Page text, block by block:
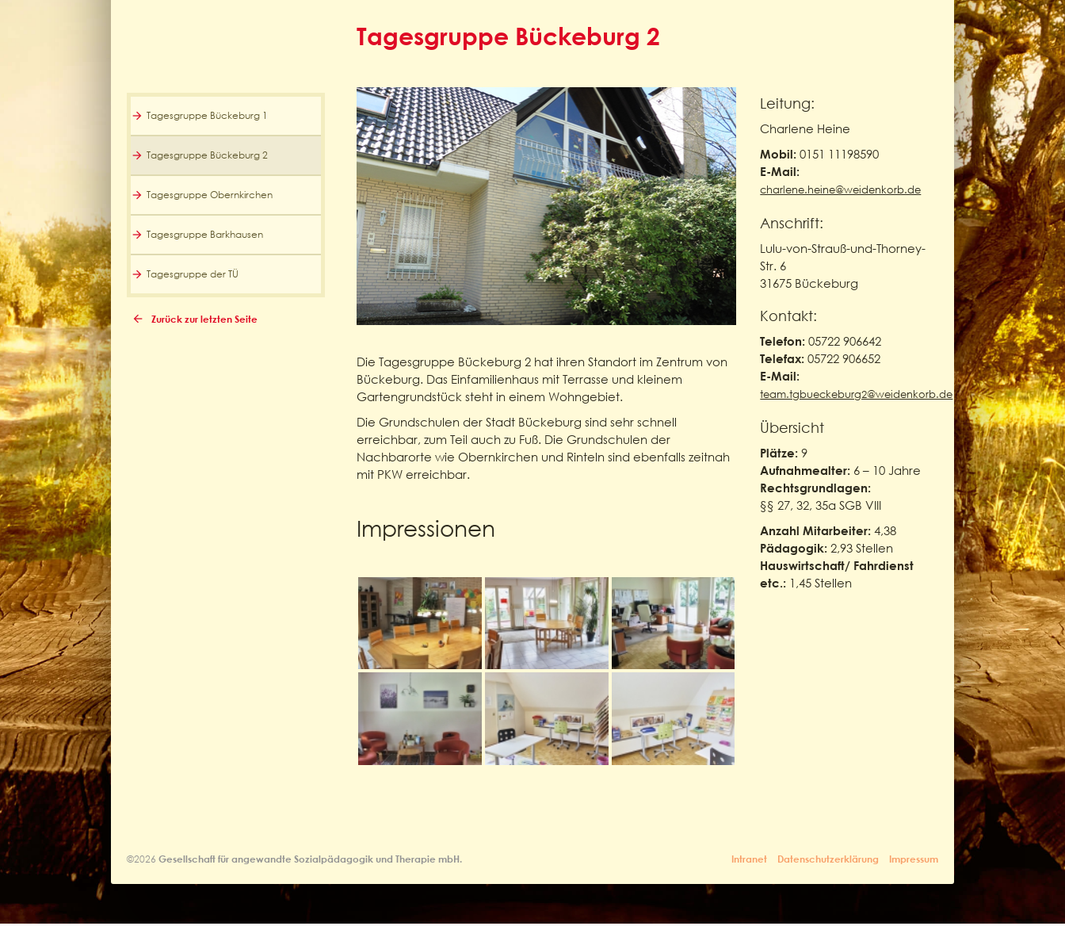
Tagesgruppe Bückeburg 2
Die Tagesgruppe Bückeburg 2 hat ihren Standort im Zentrum von
Bückeburg. Das Einfamilienhaus mit Terrasse und kleinem
Gartengrundstück steht in einem Wohngebiet.
Die Grundschulen der Stadt Bückeburg sind sehr schnell
erreichbar, zum Teil auch zu Fuß. Die Grundschulen der
Nachbarorte wie Obernkirchen und Rinteln sind ebenfalls zeitnah
mit PKW erreichbar.
Impressionen
Leitung:
Charlene Heine
Mobil:0151 11198590
E-Mail:
charlene.heine@weidenkorb.de
Anschrift:
Lulu-von-Strauß-und-Thorney-
Str. 6
31675 Bückeburg
Kontakt:
Telefon: 05722 906642
Telefax: 05722 906652
E-Mail:
team.tgbueckeburg2@weidenkorb.de
Übersicht
Plätze: 9
Aufnahmealter: 6 – 10 Jahre
Rechtsgrundlagen:
§§ 27, 32, 35a SGB VIII
Anzahl Mitarbeiter: 4,38
Pädagogik: 2,93 Stellen
Hauswirtschaft/ Fahrdienst
etc.: 1,45 Stellen
Tagesgruppe Bückeburg 1
Tagesgruppe Bückeburg 2
Tagesgruppe Obernkirchen
Tagesgruppe Barkhausen
Tagesgruppe der TÜ
Zurück zur letzten Seite
©2026 Gesellschaft für angewandte Sozialpädagogik und Therapie mbH. Intranet Datenschutzerklärung Impressum